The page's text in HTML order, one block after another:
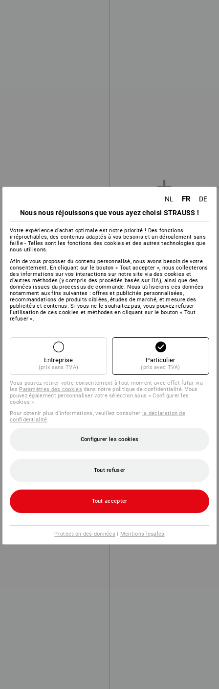
GRATUIT
NL FR
DE
Nous nous réjouissons que vous ayez choisi STRAUSS !
Votre expérience d'achat optimale est notre priorité ! Des fonctions
irréprochables, des contenus adaptés à vos besoins et un déroulement sans
faille - Telles sont les fonctions des cookies et des autres technologies que
nous utilisons.
Afin de vous proposer du contenu personnalisé, nous avons besoin de votre
consentement. En cliquant sur le bouton « Tout accepter », nous collecterons
des informations sur vos interactions sur notre site via des cookies et
d'autres méthodes (y compris des procédés basés sur l'IA), ainsi que des
données issues du processus de commande. Nous utiliserons ces données
notamment aux fins suivantes : offres et publicités personnalisées,
recommandations de produits ciblées, études de marché, et mesure des
publicités et contenus. Si vous ne le souhaitez pas, vous pouvez refuser
l'utilisation de ces cookies et méthodes en cliquant sur le bouton « Tout
refuser ».
Entreprise
(prix sans TVA)
Particulier
(prix avec TVA)
Vous pouvez retirer votre consentement à tout moment avec effet futur via
les Paramètres des cookies dans notre politique de confidentialité. Vous
pouvez également personnaliser votre sélection sous « Configurer les
cookies ».
Pour obtenir plus d'informations, veuillez consulter la déclaration de
confidentialité
Configurer les cookies
Tout refuser
Tout accepter
Protection des données | Mentions legales